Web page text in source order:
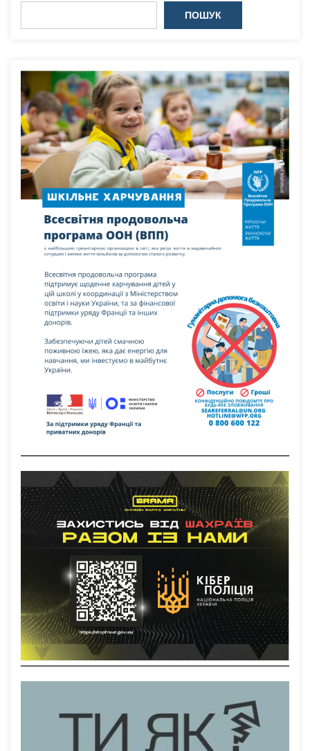
ПОШУК